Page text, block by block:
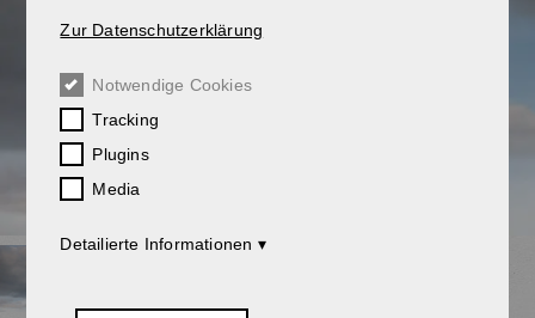
Zur Datenschutzerklärung
Notwendige Cookies
Tracking
Plugins
Media
Detailierte Informationen